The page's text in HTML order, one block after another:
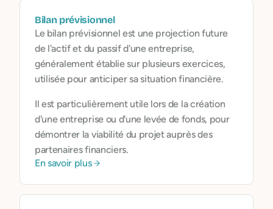
Bilan prévisionnel
Le bilan prévisionnel est une projection future
de l'actif et du passif d'une entreprise,
généralement établie sur plusieurs exercices,
utilisée pour anticiper sa situation financière.
Il est particulièrement utile lors de la création
d'une entreprise ou d'une levée de fonds, pour
démontrer la viabilité du projet auprès des
partenaires financiers.
En savoir plus